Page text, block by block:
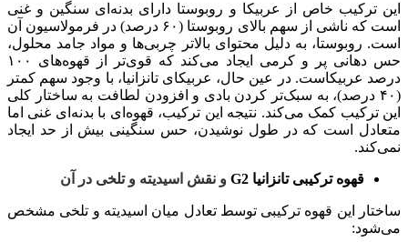
این ترکیب خاص از عربیکا و روبوستا دارای بدنه‌ای سنگین و غنی
است که ناشی از سهم بالای روبوستا (۶۰ درصد) در فرمولاسیون آن
است. روبوستا، به دلیل محتوای بالاتر چربی‌ها و مواد جامد محلول،
حس دهانی پر و کرمی ایجاد می‌کند که قوی‌تر از قهوه‌های ۱۰۰
درصد عربیکاست. در عین حال، عربیکای تانزانیا، با وجود سهم کمتر
(۴۰ درصد)، به سبک‌تر کردن بادی و افزودن لطافت به ساختار کلی
این ترکیب کمک می‌کند. نتیجه این ترکیب، قهوه‌ای با بدنه‌ای غنی اما
متعادل است که در طول نوشیدن، حس سنگینی بیش از حد ایجاد
نمی‌کند.
قهوه ترکیبی تانزانیا G2 و نقش اسیدیته و تلخی در آن
ساختار این قهوه ترکیبی توسط تعادل میان اسیدیته و تلخی مشخص
می‌شود: